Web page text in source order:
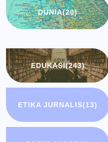
DUNIA(20)
EDUKASI(243)
ETIKA JURNALIS(13)